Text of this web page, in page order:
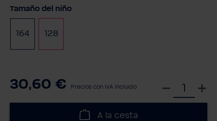
Seleccione
Tamaño del niño
164 128
30,60 € Precios con IVA incluido
A la cesta